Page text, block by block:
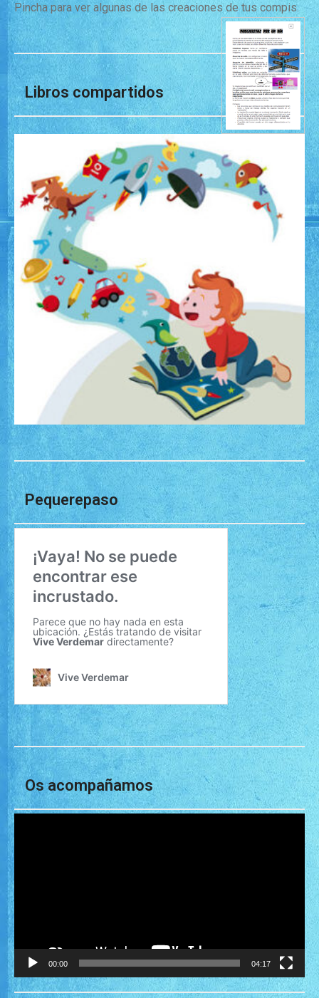
Pincha para ver algunas de las creaciones de tus compis.
Libros compartidos
Pequerepaso
Os acompañamos
Reproductor
de
vídeo
00:00 04:17